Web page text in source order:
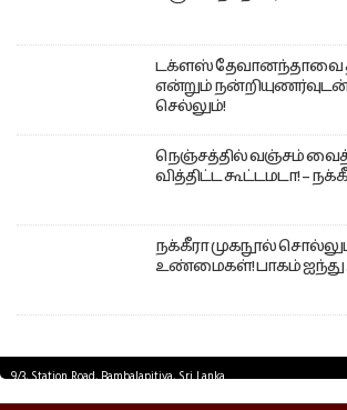
டக்ளஸ் தேவானந்தாவை
என்றும் நன்றியுணர்வுடன்
செல்லும்!
நெஞ்சத்தில் வஞ்சம்
வித்திட்ட கூட்டமடா! –
நக்கீரா முகநூல்
உண்மைகள்! பாகம் ஐந்து
9/3, Station Road, Bambalapitiya, Sri Lanka.